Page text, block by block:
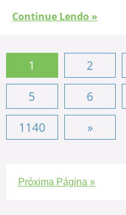
Continue Lendo »
1 2
5
6
1140
»
Próxima Página »